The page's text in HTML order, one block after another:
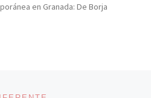
en Granada: De Borja